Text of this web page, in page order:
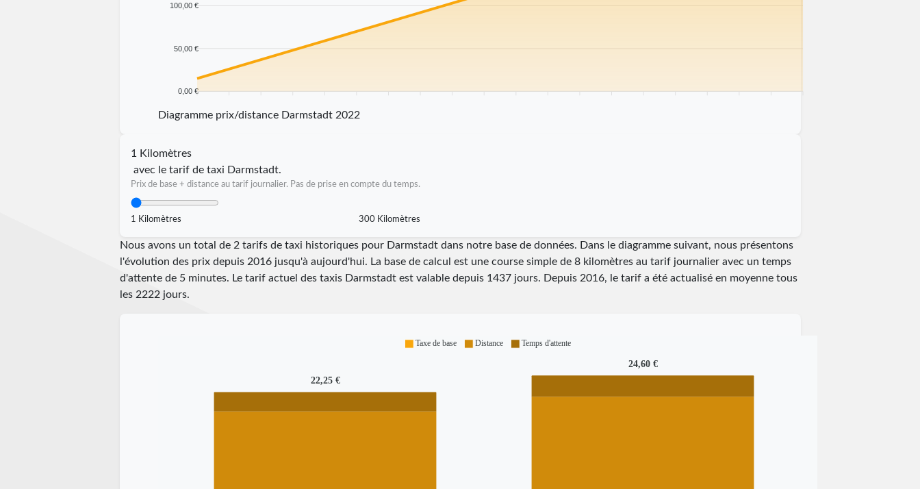
100,00 €
50,00 €
0,00 €
Diagramme prix/distance Darmstadt 2022
1 Kilomètres
avec le tarif de taxi Darmstadt.
Prix de base + distance au tarif journalier. Pas de prise en compte du temps.
1 Kilomètres 300 Kilomètres
Nous avons un total de 2 tarifs de taxi historiques pour Darmstadt dans notre base de données. Dans le diagramme suivant, nous présentons
l'évolution des prix depuis 2016 jusqu'à aujourd'hui. La base de calcul est une course simple de 8 kilomètres au tarif journalier avec un temps
d'attente de 5 minutes. Le tarif actuel des taxis Darmstadt est valable depuis 1437jours. Depuis 2016, le tarif a été actualisé en moyenne tous
les 2222 jours.
22,25 €
24,60 €
Taxe de base Distance Temps d'attente